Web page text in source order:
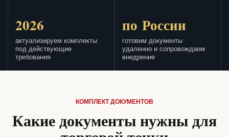
2026
актуализируем комплекты
под действующие
требования
по России
готовим документы
удаленно и сопровождаем
внедрение
КОМПЛЕКТ ДОКУМЕНТОВ
Какие документы нужны для